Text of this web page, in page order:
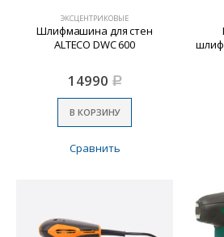
ЭКСЦЕНТРИКОВЫЕ
Шлифмашина для стен
ALTECO DWC 600
14990 Р
В КОРЗИНУ
Сравнить